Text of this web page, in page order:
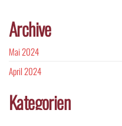
Archive
Mai 2024
April 2024
Kategorien